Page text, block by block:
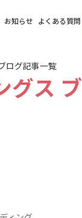
ログ記事一覧
グス ブ
お知らせ よくある質問